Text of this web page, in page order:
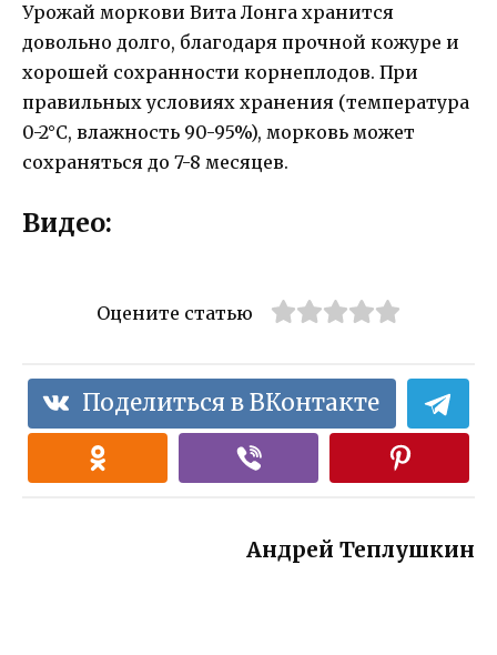
Урожай моркови Вита Лонга хранится
довольно долго, благодаря прочной кожуре и
хорошей сохранности корнеплодов. При
правильных условиях хранения (температура
0-2°C, влажность 90-95%), морковь может
сохраняться до 7-8 месяцев.
Видео:
Оцените статью
Поделиться в ВКонтакте
Андрей Теплушкин